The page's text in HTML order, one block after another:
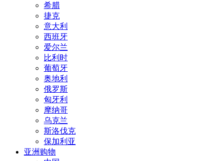
希腊
捷克
意大利
西班牙
爱尔兰
比利时
葡萄牙
奥地利
俄罗斯
匈牙利
摩纳哥
乌克兰
斯洛伐克
保加利亚
亚洲购物